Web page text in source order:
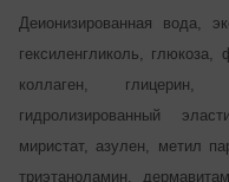
Деионизированная вода,
гексиленгликоль, глюкоза,
коллаген, глицерин,
гидролизированный
миристат, азулен, метил
триэтаноламин,